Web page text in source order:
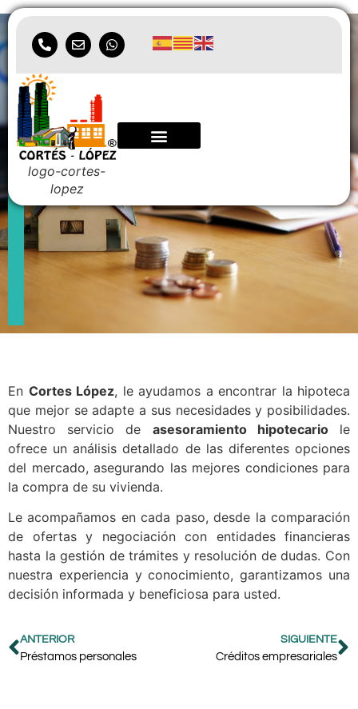
logo-cortes-
lopez
Asesoramiento
En Cortes López, le ayudamos a encontrar la hipoteca
que mejor se adapte a sus necesidades y posibilidades.
Nuestro servicio de asesoramiento hipotecariole
ofrece un análisis detallado de las diferentes opciones
del mercado, asegurando las mejores condiciones para
la compra de su vivienda.
Le acompañamos en cada paso, desde la comparación
de ofertas y negociación con entidades financieras
hasta la gestión de trámites y resolución de dudas. Con
nuestra experiencia y conocimiento, garantizamos una
decisión informada y beneficiosa para usted.
ANTERIOR
Préstamos personales
SIGUIENTE
Créditos empresariales